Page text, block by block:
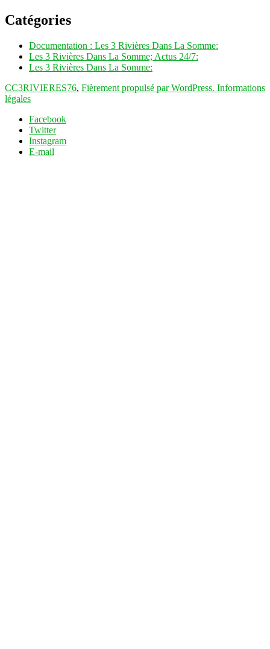
Catégories
Documentation : Les 3 Rivières Dans La Somme:
Les 3 Rivières Dans La Somme; Actus 24/7:
Les 3 Rivières Dans La Somme:
CC3RIVIERES76, Fièrement propulsé par WordPress. Informations
légales
Facebook
Twitter
Instagram
E-mail